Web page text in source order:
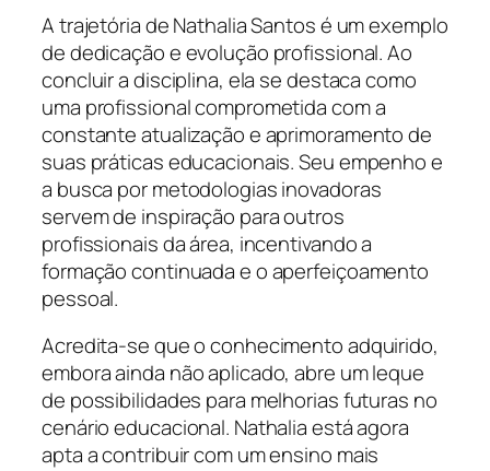
A trajetória de Nathalia Santos é um exemplo
de dedicação e evolução profissional. Ao
concluir a disciplina, ela se destaca como
uma profissional comprometida com a
constante atualização e aprimoramento de
suas práticas educacionais. Seu empenho e
a busca por metodologias inovadoras
servem de inspiração para outros
profissionais da área, incentivando a
formação continuada e o aperfeiçoamento
pessoal.
Acredita-se que o conhecimento adquirido,
embora ainda não aplicado, abre um leque
de possibilidades para melhorias futuras no
cenário educacional. Nathalia está agora
apta a contribuir com um ensino mais